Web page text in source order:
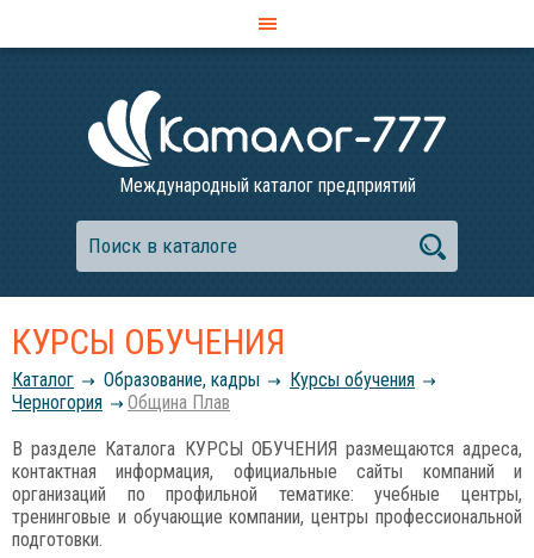
Международный каталог предприятий
КУРСЫ ОБУЧЕНИЯ
Каталог Образование, кадры
Курсы обучения
Черногория
Община Плав
В разделе Каталога КУРСЫ ОБУЧЕНИЯ размещаются адреса,
контактная информация, официальные сайты компаний и
организаций по профильной тематике: учебные центры,
тренинговые и обучающие компании, центры профессиональной
подготовки.